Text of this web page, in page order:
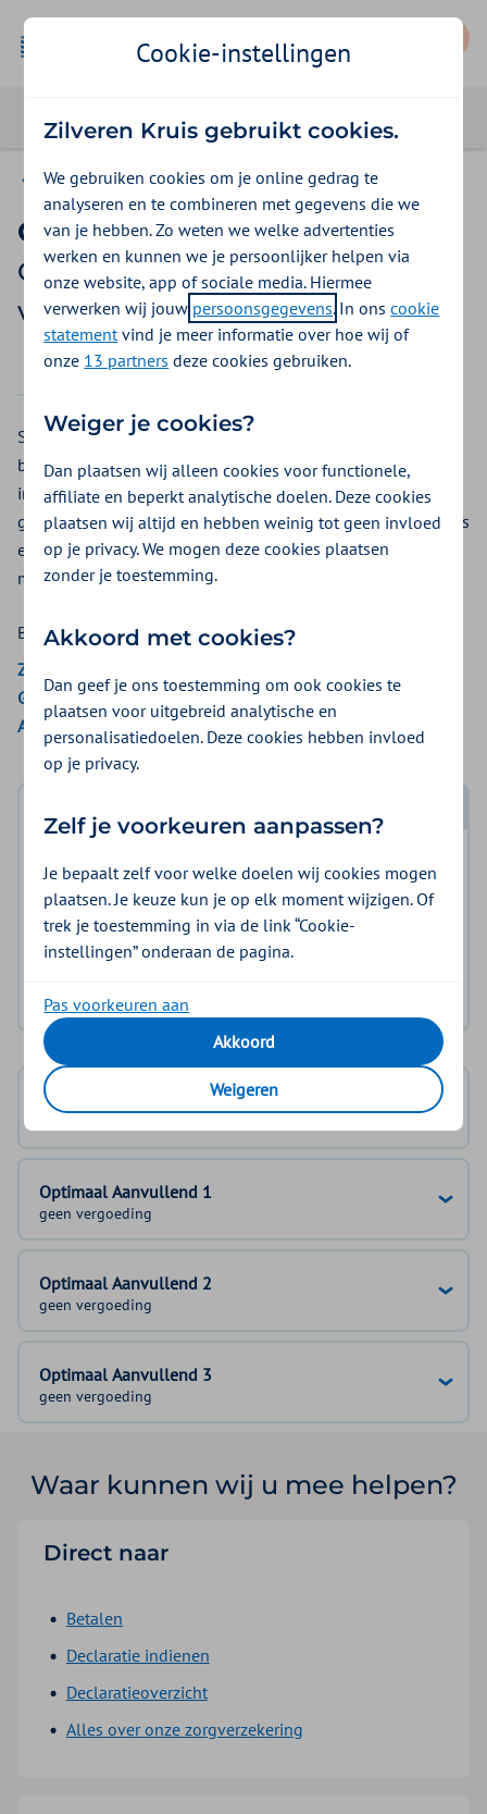
Gemeenten Optimaal
Online coaching (HeyCoach)
Gemeenten Optimaal
vergoedingen 2026
2025 2026
Soms overkomen u dingen die u uit balans brengen. U heeft
behoefte om daar met iemand over te praten. Over uw werk
in het algemeen, over samenwerken, stress die u ervaart,
grenzen stellen. Maar ook over meer algemene thema’s zoals
energie, slaap of relaties. Of het nu gaat over privé of werk…
met HeyCoach komt u verder!
Bekijk de vergoedingen van:
Zilveren Kruis
Gemeente Amsterdam
Aon Vitaal
Log in met DigiD
Log in en bekijk welke vergoeding en voorwaarden
voor u gelden.
Log in met DigiD
Geen DigiD?Vraag aan
Basisverzekering
Optimaal Aanvullend 1
geen vergoeding
Optimaal Aanvullend 2
geen vergoeding
Optimaal Aanvullend 3
geen vergoeding
Waar kunnen wij u mee helpen?
Direct naar
Betalen
Declaratie indienen
Declaratieoverzicht
Alles over onze zorgverzekering
Cookie-instellingen
Zilveren Kruis gebruikt cookies.
We gebruiken cookies om je online gedrag te
analyseren en te combineren met gegevens die we
van je hebben. Zo weten we welke advertenties
werken en kunnen we je persoonlijker helpen via
onze website, app of sociale media. Hiermee
verwerken wij jouw persoonsgegevens. In onscookie
statementvind je meer informatie over hoe wij of
onze 13 partners deze cookies gebruiken.
Weiger je cookies?
Dan plaatsen wij alleen cookies voor functionele,
affiliate en beperkt analytische doelen. Deze cookies
plaatsen wij altijd en hebben weinig tot geen invloed
op je privacy. We mogen deze cookies plaatsen
zonder je toestemming.
Akkoord met cookies?
Dan geef je ons toestemming om ook cookies te
plaatsen voor uitgebreid analytische en
personalisatiedoelen. Deze cookies hebben invloed
op je privacy.
Zelf je voorkeuren aanpassen?
Je bepaalt zelf voor welke doelen wij cookies mogen
plaatsen. Je keuze kun je op elk moment wijzigen. Of
trek je toestemming in via de link “Cookie-
instellingen” onderaan de pagina.
Pas voorkeuren aan
Akkoord
Weigeren